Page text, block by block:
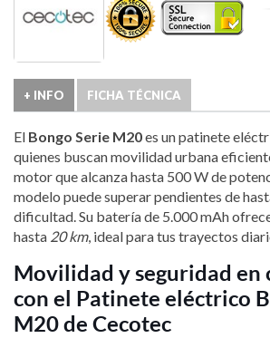
+ INFO FICHA TÉCNICA
El Bongo Serie M20es un patinete
quienes buscan movilidad urbana
motor que alcanza hasta 500 W de
modelo puede superar pendientes de
dificultad. Su batería de 5.000 mAh
hasta 20 km, ideal para tus trayectos
Movilidad y seguridad en
con el Patinete eléctrico
M20 de Cecotec